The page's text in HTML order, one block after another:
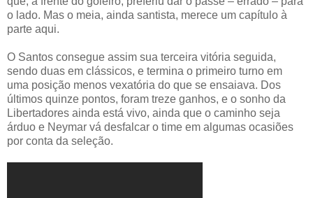
o lado. Mas o meia, ainda santista, merece um capítulo à
parte aqui.
O Santos consegue assim sua terceira vitória seguida,
sendo duas em clássicos, e termina o primeiro turno em
uma posição menos vexatória do que se ensaiava. Dos
últimos quinze pontos, foram treze ganhos, e o sonho da
Libertadores ainda está vivo, ainda que o caminho seja
árduo e Neymar vá desfalcar o time em algumas ocasiões
por conta da seleção.